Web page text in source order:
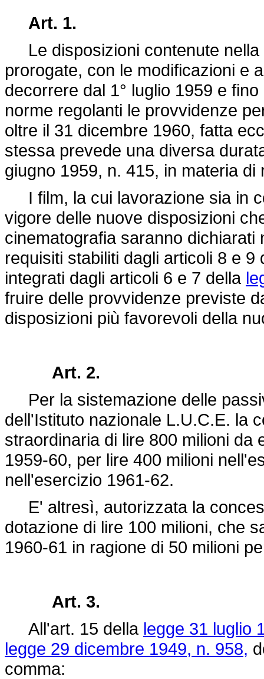
Art. 1.
Le disposizioni contenute nella
prorogate, con le modificazioni e
decorrere dal 1° luglio 1959 e
norme regolanti le provvidenze
oltre il 31 dicembre 1960, fatta
stessa prevede una diversa
giugno 1959, n. 415, in materia di
I film, la cui lavorazione sia in
vigore delle nuove disposizioni
cinematografia saranno
requisiti stabiliti dagli articoli 8 e 9
integrati dagli articoli 6 e 7 della
fruire delle provvidenze previste
disposizioni più favorevoli della
Art. 2.
Per la sistemazione delle
dell'Istituto nazionale L.U.C.E. la
straordinaria di lire 800 milioni da
1959-60, per lire 400 milioni
nell'esercizio 1961-62.
E' altresì, autorizzata la
dotazione di lire 100 milioni, che
1960-61 in ragione di 50 milioni
Art. 3.
All'art. 15 della legge 31 luglio
legge 29 dicembre 1949, n. 958,
comma: